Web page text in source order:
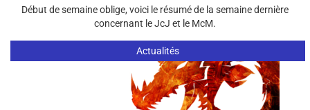
Début de semaine oblige, voici le résumé de la semaine dernière
concernant le JcJ et le McM.
Actualités